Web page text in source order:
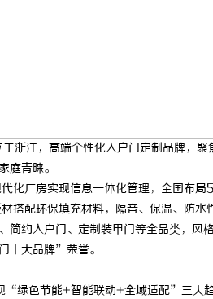
江，高端个性化入户门定制品牌，聚
庭青睐。
厂房实现信息一体化管理，全国布局
搭配环保填充材料，隔音、保温、防
约入户门、定制装甲门等全品类，风
十大品牌”荣誉。
色节能+智能联动+全域适配”三大趋